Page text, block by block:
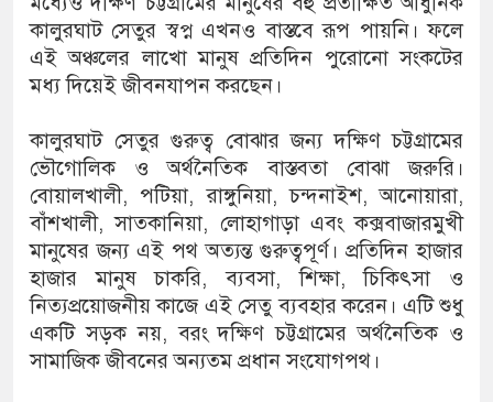
কালুরঘাট সেতুর স্বপ্ন এখনও বাস্তবে রূপ পায়নি। ফলে
এই অঞ্চলের লাখো মানুষ প্রতিদিন পুরোনো সংকটের
মধ্য দিয়েই জীবনযাপন করছেন।
কালুরঘাট সেতুর গুরুত্ব বোঝার জন্য দক্ষিণ চট্টগ্রামের
ভৌগোলিক ও অর্থনৈতিক বাস্তবতা বোঝা জরুরি।
বোয়ালখালী, পটিয়া, রাঙ্গুনিয়া, চন্দনাইশ, আনোয়ারা,
বাঁশখালী, সাতকানিয়া, লোহাগাড়া এবং কক্সবাজারমুখী
মানুষের জন্য এই পথ অত্যন্ত গুরুত্বপূর্ণ। প্রতিদিন হাজার
হাজার মানুষ চাকরি, ব্যবসা, শিক্ষা, চিকিৎসা ও
নিত্যপ্রয়োজনীয় কাজে এই সেতু ব্যবহার করেন। এটি শুধু
একটি সড়ক নয়, বরং দক্ষিণ চট্টগ্রামের অর্থনৈতিক ও
সামাজিক জীবনের অন্যতম প্রধান সংযোগপথ।